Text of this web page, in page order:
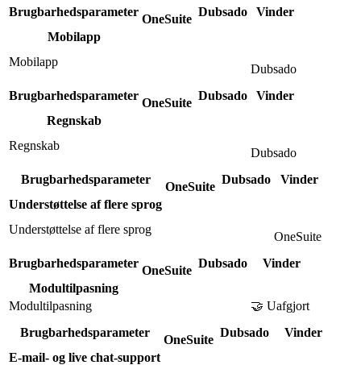
Brugbarhedsparameter
OneSuite
Dubsado
Vinder
Mobilapp
Mobilapp
Dubsado
Brugbarhedsparameter
OneSuite
Dubsado
Vinder
Regnskab
Regnskab
Dubsado
Brugbarhedsparameter
OneSuite
Dubsado
Vinder
Understøttelse af flere sprog
Understøttelse af flere sprog
OneSuite
Brugbarhedsparameter
OneSuite
Dubsado
Vinder
Modultilpasning
Modultilpasning
🤝 Uafgjort
Brugbarhedsparameter
OneSuite
Dubsado
Vinder
E-mail- og live chat-support